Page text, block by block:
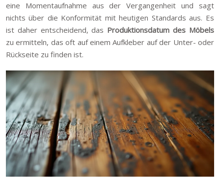
eine Momentaufnahme aus der Vergangenheit und sagt
nichts über die Konformität mit heutigen Standards aus. Es
ist daher entscheidend, das Produktionsdatum des Möbels
zu ermitteln, das oft auf einem Aufkleber auf der Unter- oder
Rückseite zu finden ist.